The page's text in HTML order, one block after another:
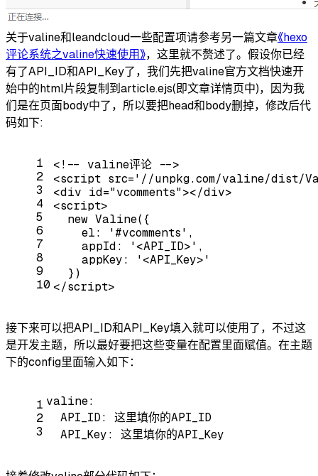
关于valine和leandcloud一些配置项请参考另一篇文章《hexo
评论系统之valine快速使用》，这里就不赘述了。假设你已经
有了API_ID和API_Key了，我们先把valine官方文档快速开
始中的html片段复制到article.ejs(即文章详情页中)，因为我
们是在页面body中了，所以要把head和body删掉，修改后代
码如下:
1
2
3
4
5
6
7
8
9
10
<!-- valine评论 -->
<script src= '//unpkg.com/valine/dist/
<div id ="vcomments"></div>
<script>
new Valine({
    el:
'#vcomments' ,
    appId:
'<API_ID>' ,
    appKey:
'<API_Key>'
  })
</script>
接下来可以把API_ID和API_Key填入就可以使用了，不过这
是开发主题，所以最好要把这些变量在配置里面赋值。在主题
下的config里面输入如下：
1
2
3
valine:
API_ID:
这里填你的API_ID
API_Key:
这里填你的API_Key